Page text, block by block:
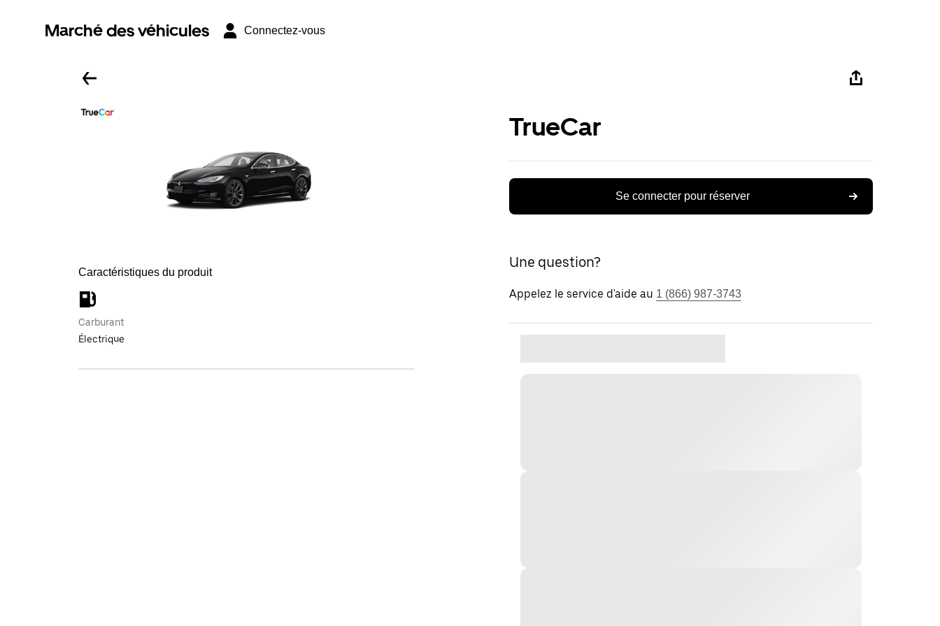
Marché des véhicules Connectez-vous
Caractéristiques du produit
Carburant
Électrique
TrueCar
Se connecter pour réserver
Une question?
Appelez le service d'aide au 1 (866) 987-3743